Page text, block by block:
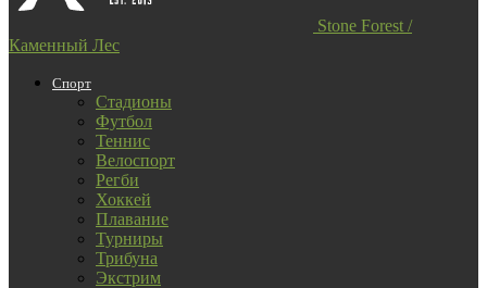
Stone Forest /
Каменный Лес
Спорт
Стадионы
Футбол
Теннис
Велоспорт
Регби
Хоккей
Плавание
Турниры
Трибуна
Экстрим